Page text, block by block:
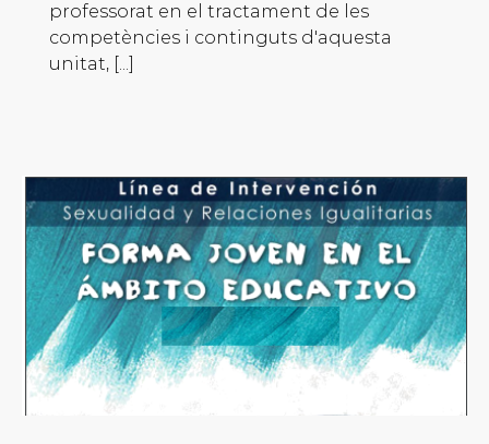
professorat en el tractament de les
competències i continguts d'aquesta
unitat, [...]